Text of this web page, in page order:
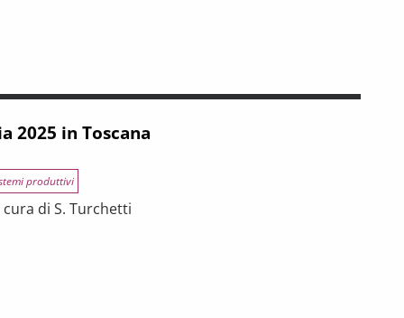
2025 in Toscana
produttivi
di S. Turchetti